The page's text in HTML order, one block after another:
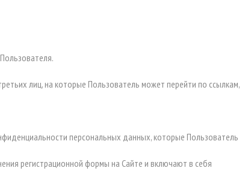
лиц, на которые Пользователь может перейти по ссылкам,
персональных данных, которые Пользователь
регистрационной формы на Сайте и включают в себя